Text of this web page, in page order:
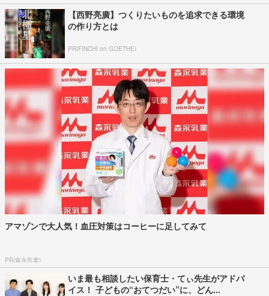
【西野亮廣】つくりたいものを追求できる環境
の作り方とは
PR(FINCHI on GOETHE)
アマゾンで大人気！血圧対策はコーヒーに足してみて
PR(森永乳業)
いま最も相談したい保育士・てぃ先生がアドバ
イス！ 子どもの“おてつだい”に、どん...